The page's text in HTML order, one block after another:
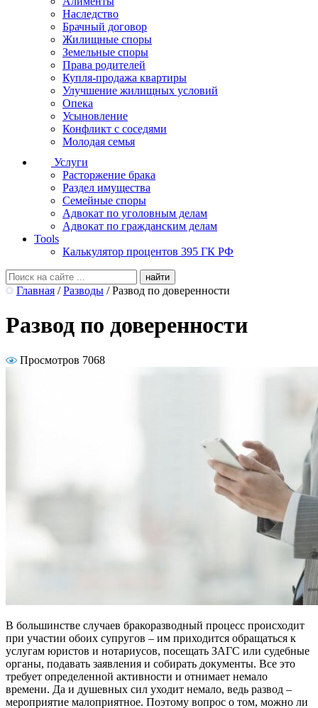
Наследство
Брачный договор
Жилищные споры
Земельные споры
Права родителей
Купля-продажа квартиры
Улучшение жилищных условий
Опека
Усыновление
Конфликт с соседями
Молодая семья
Услуги
Расторжение брака
Раздел имущества
Семейные споры
Адвокат по уголовным делам
Адвокат по гражданским делам
Tools
Калькулятор процентов 395 ГК РФ
Главная / Разводы / Развод по доверенности
Развод по доверенности
Просмотров 7068
В большинстве случаев бракоразводный процесс происходит
при участии обоих супругов – им приходится обращаться к
услугам юристов и нотариусов, посещать ЗАГС или судебные
органы, подавать заявления и собирать документы. Все это
требует определенной активности и отнимает немало
времени. Да и душевных сил уходит немало, ведь развод –
мероприятие малоприятное. Поэтому вопрос о том, можно ли